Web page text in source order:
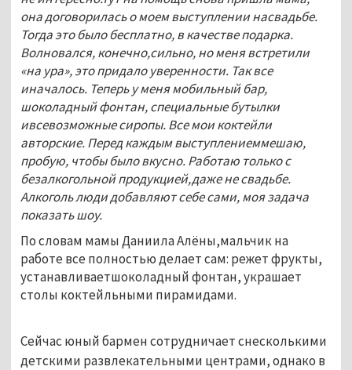
она договорилась о моем выступлении насвадьбе.
Тогда это было бесплатно, в качестве подарка.
Волновался, конечно,сильно, но меня встретили
«на ура», это придало уверенности. Так все
иначалось. Теперь у меня мобильный бар,
шоколадный фонтан, специальные бутылки
ивсевозможные сиропы. Все мои коктейли
авторские. Перед каждым выступлениеммешаю,
пробую, чтобы было вкусно. Работаю только с
безалкогольной продукцией,даже не свадьбе.
Алкоголь люди добавляют себе сами, моя задача
показать шоу.
По словам мамы Даниила Алёны,мальчик на
работе все полностью делает сам: режет фрукты,
устанавливаетшоколадный фонтан, украшает
столы коктейльными пирамидами.
Сейчас юный бармен сотрудничает снесколькими
детскими развлекательными центрами, однако в